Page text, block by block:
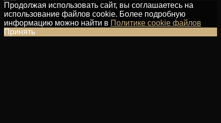
Продолжая использовать сайт, вы соглашаетесь на
использование файлов cookie. Более подробную
информацию можно найти в Политике cookie файлов
Принять